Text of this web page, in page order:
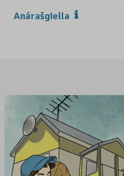
Anárašgiella